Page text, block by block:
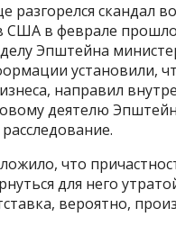
разгорелся скандал
в феврале
Эпштейна
установили,
направил
деятелю
что
для него
вероятно,